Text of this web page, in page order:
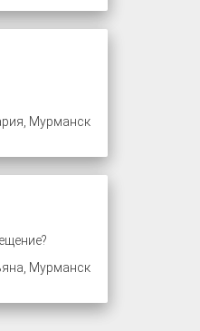
Мурманск
Мурманск